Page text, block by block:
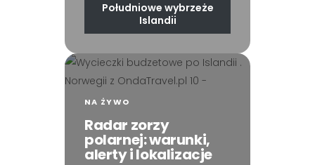
Południowe wybrzeże
Islandii
NA ŻYWO
Radar zorzy
polarnej: warunki,
alerty i lokalizacje